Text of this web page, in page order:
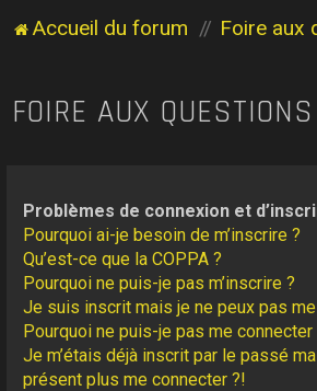
Accueil du forum Foire aux
FOIRE AUX QUESTIONS
Problèmes de connexion et
Pourquoi ai-je besoin de m’inscrire ?
Qu’est-ce que la COPPA ?
Pourquoi ne puis-je pas m’inscrire ?
Je suis inscrit mais je ne peux pas
Pourquoi ne puis-je pas me connecter
Je m’étais déjà inscrit par le passé
présent plus me connecter ?!